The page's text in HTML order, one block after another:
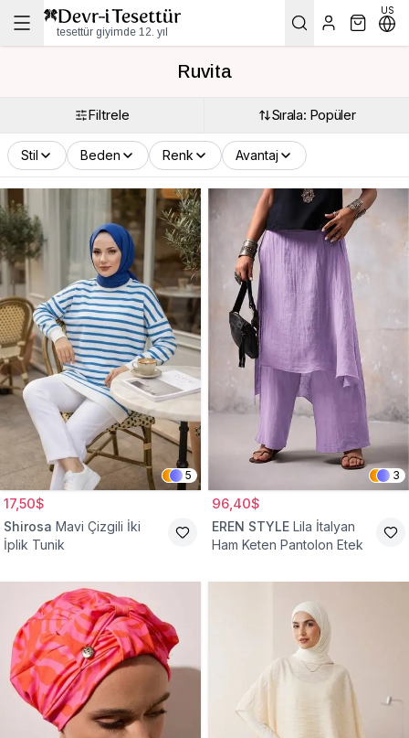
tesettür giyimde 12. yıl
US
Ruvita
Filtrele Sırala: Popüler
Stil Beden Renk Avantaj
5
17,50$
Shirosa Mavi Çizgili İki
İplik Tunik
3
96,40$
EREN STYLE Lila İtalyan
Ham Keten Pantolon Etek